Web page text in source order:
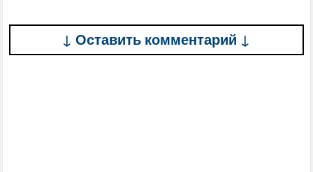
↓ Оставить комментарий ↓